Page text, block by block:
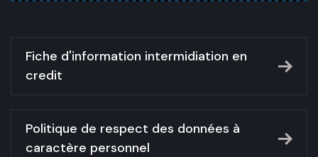
Fiche d'information intermidiation en
credit
Politique de respect des données à
caractère personnel